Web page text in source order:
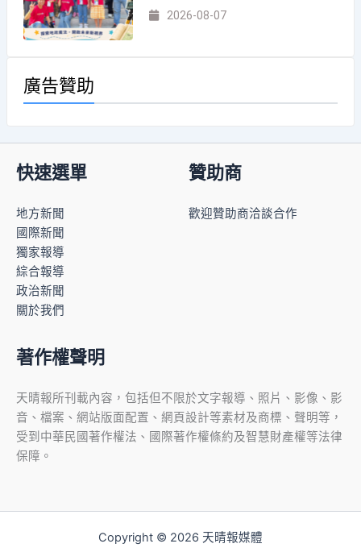
2026-08-07
廣告贊助
快速選單
地方新聞
國際新聞
獨家報導
綜合報導
政治新聞
關於我們
贊助商
歡迎贊助商洽談合作
著作權聲明
天晴報所刊載內容，包括但不限於文字報導、照片、影像、影
音、檔案、網站版面配置、網頁設計等素材及商標、聲明等，
受到中華民國著作權法、國際著作權條約及智慧財產權等法律
保障。
Copyright © 2026 天晴報媒體